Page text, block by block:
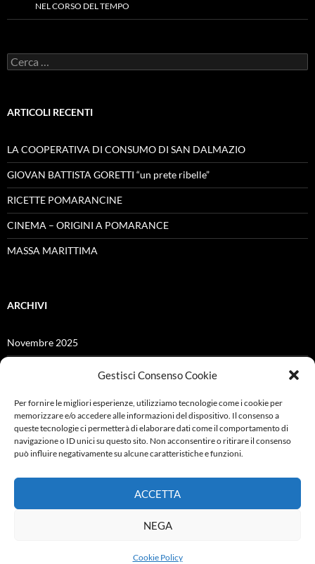
Gestisci Consenso Cookie
Per fornire le migliori esperienze, utilizziamo tecnologie come i cookie per
memorizzare e/o accedere alle informazioni del dispositivo. Il consenso a
queste tecnologie ci permetterà di elaborare dati come il comportamento di
navigazione o ID unici su questo sito. Non acconsentire o ritirare il consenso
può influire negativamente su alcune caratteristiche e funzioni.
ACCETTA
NEGA
Cookie Policy
NEL CORSO DEL TEMPO
Ricerca
per:
ARTICOLI RECENTI
LA COOPERATIVA DI CONSUMO DI SAN DALMAZIO
GIOVAN BATTISTA GORETTI “un prete ribelle”
RICETTE POMARANCINE
CINEMA – ORIGINI A POMARANCE
MASSA MARITTIMA
ARCHIVI
Novembre 2025
Giugno 2021
Febbraio 2021